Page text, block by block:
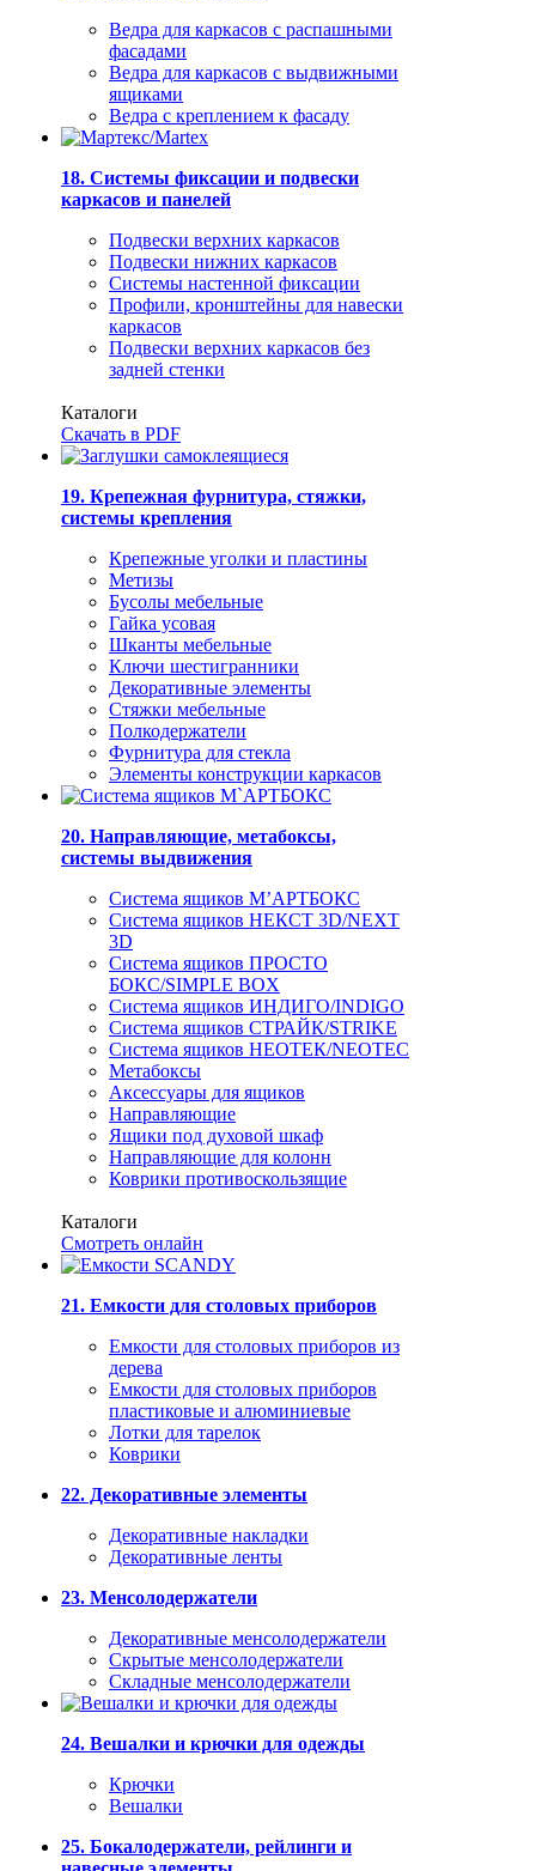
Ведра для каркасов с распашными
фасадами
Ведра для каркасов с выдвижными
ящиками
Ведра с креплением к фасаду
18. Системы фиксации и подвески
каркасов и панелей
Подвески верхних каркасов
Подвески нижних каркасов
Системы настенной фиксации
Профили, кронштейны для навески
каркасов
Подвески верхних каркасов без
задней стенки
Каталоги
Скачать в PDF
19. Крепежная фурнитура, стяжки,
системы крепления
Крепежные уголки и пластины
Метизы
Бусолы мебельные
Гайка усовая
Шканты мебельные
Ключи шестигранники
Декоративные элементы
Стяжки мебельные
Полкодержатели
Фурнитура для стекла
Элементы конструкции каркасов
20. Направляющие, метабоксы,
системы выдвижения
Система ящиков М’АРТБОКС
Система ящиков НЕКСТ 3D/NEXT
3D
Система ящиков ПРОСТО
БОКС/SIMPLE BOX
Система ящиков ИНДИГО/INDIGO
Система ящиков СТРАЙК/STRIKE
Система ящиков НЕОТЕК/NEOTEC
Метабоксы
Аксессуары для ящиков
Направляющие
Ящики под духовой шкаф
Направляющие для колонн
Коврики противоскользящие
Каталоги
Смотреть онлайн
21. Емкости для столовых приборов
Емкости для столовых приборов из
дерева
Емкости для столовых приборов
пластиковые и алюминиевые
Лотки для тарелок
Коврики
22. Декоративные элементы
Декоративные накладки
Декоративные ленты
23. Менсолодержатели
Декоративные менсолодержатели
Скрытые менсолодержатели
Складные менсолодержатели
24. Вешалки и крючки для одежды
Крючки
Вешалки
25. Бокалодержатели, рейлинги и